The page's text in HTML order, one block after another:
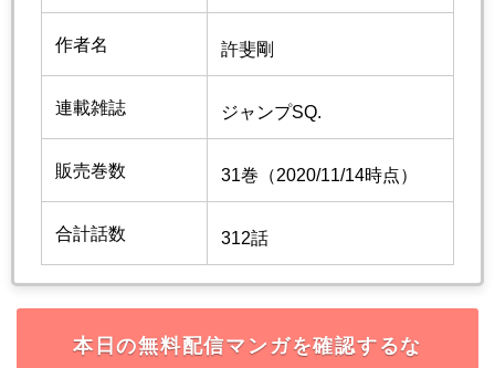
作者名 許斐剛
連載雑誌 ジャンプSQ.
販売巻数 31巻（2020/11/14時点）
合計話数 312話
本日の無料配信マンガを確認するな